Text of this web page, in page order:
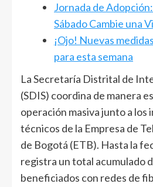
Jornada de
Sábado Cambie una
¡Ojo! Nuevas
para esta semana
La Secretaría Distrital de
(SDIS) coordina de manera
operación masiva junto a los
técnicos de la Empresa de
de Bogotá (ETB). Hasta la
registra un total acumulado
beneficiados con redes de